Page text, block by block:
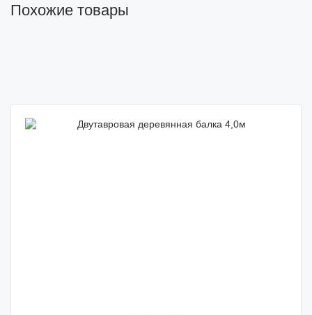
Похожие товары